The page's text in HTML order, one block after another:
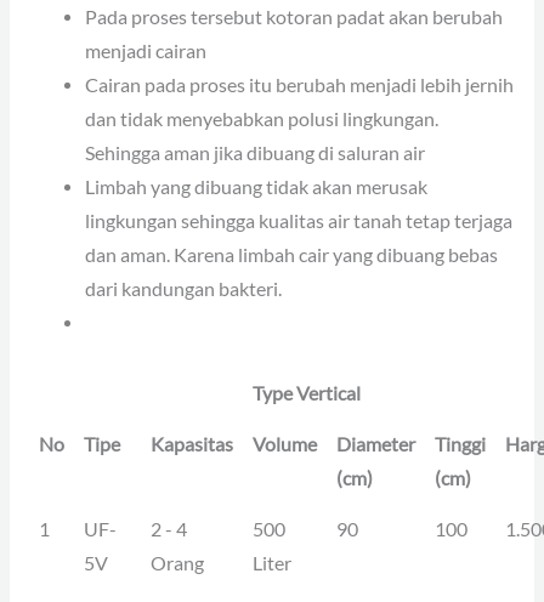
Pada proses tersebut kotoran padat akan berubah
menjadi cairan
Cairan pada proses itu berubah menjadi lebih jernih
dan tidak menyebabkan polusi lingkungan.
Sehingga aman jika dibuang di saluran air
Limbah yang dibuang tidak akan merusak
lingkungan sehingga kualitas air tanah tetap terjaga
dan aman. Karena limbah cair yang dibuang bebas
dari kandungan bakteri.
Type Vertical
No Tipe Kapasitas Volume
Diameter
(cm)
Tinggi
(cm)
1
UF-
5V
2 - 4
Orang
500
Liter
90 100